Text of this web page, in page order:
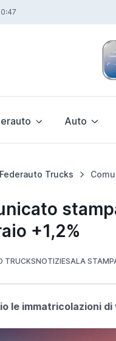
Auto
Federauto Trucks
+1,2%
TRUCKSNOTIZIESALA
le immatricolazioni